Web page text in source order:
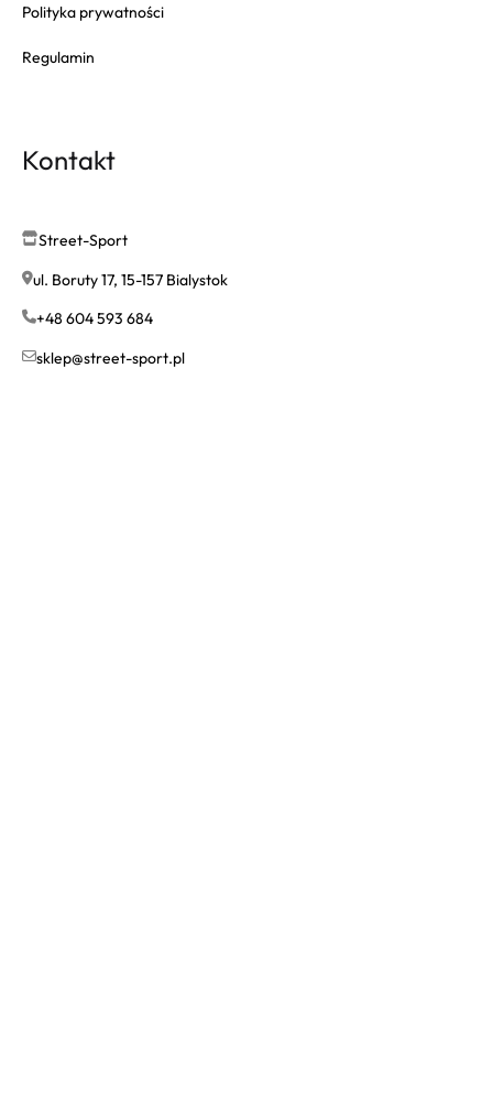
Polityka prywatności
Regulamin
Kontakt
Street-Sport
ul. Boruty 17, 15-157 Bialystok
+48 604 593 684
sklep@street-sport.pl